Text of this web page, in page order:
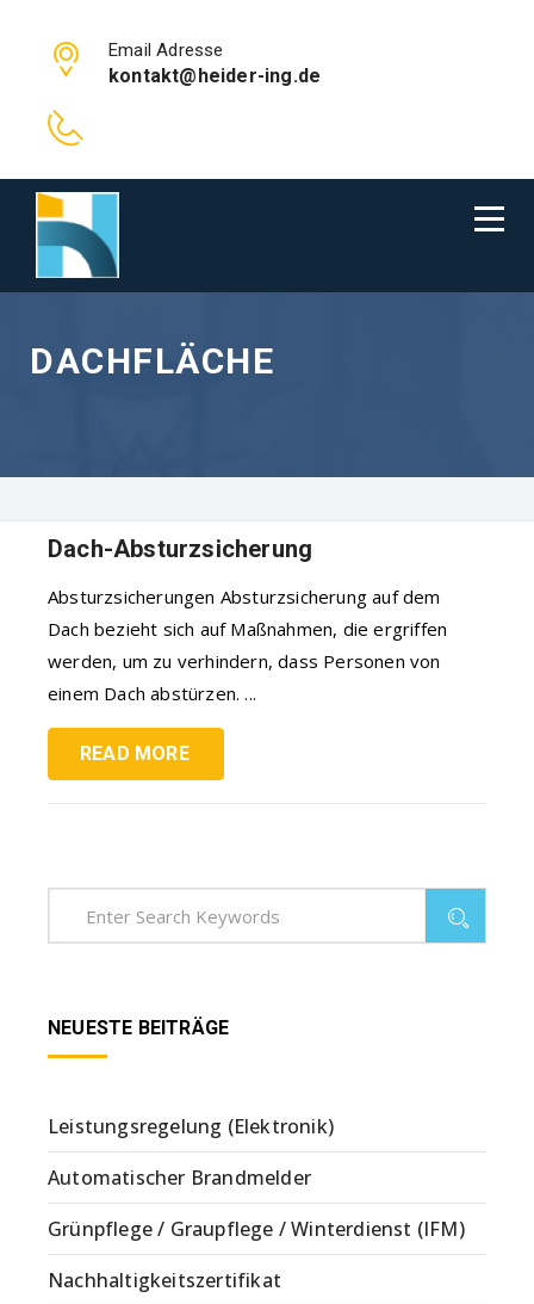
Email Adresse
kontakt@heider-ing.de
DACHFLÄCHE
Dach-Absturzsicherung
Absturzsicherungen Absturzsicherung auf dem
Dach bezieht sich auf Maßnahmen, die ergriffen
werden, um zu verhindern, dass Personen von
einem Dach abstürzen. ...
READ MORE
NEUESTE BEITRÄGE
Leistungsregelung (Elektronik)
Automatischer Brandmelder
Grünpflege / Graupflege / Winterdienst (IFM)
Nachhaltigkeitszertifikat